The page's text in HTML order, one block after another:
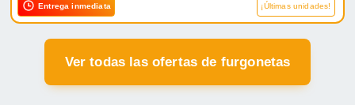
Entrega inmediata ¡Últimas unidades!
Ver todas las ofertas de furgonetas